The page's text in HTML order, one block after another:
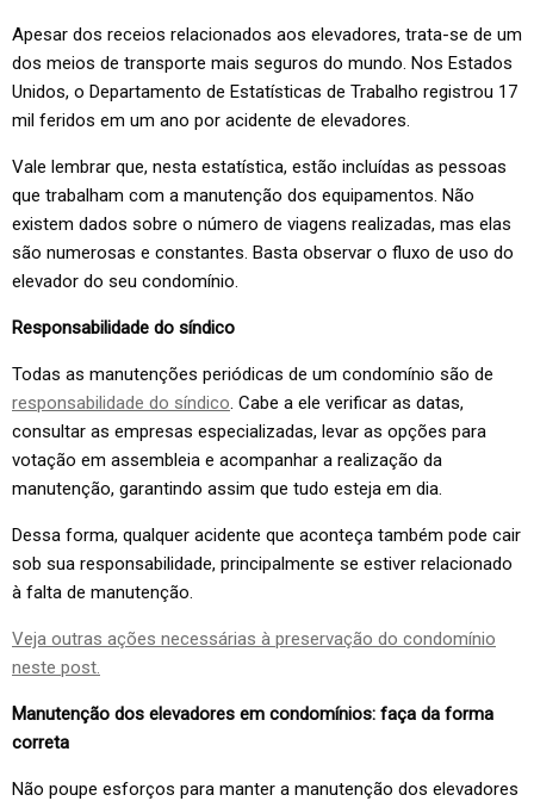
Apesar dos receios relacionados aos elevadores, trata-se de um
dos meios de transporte mais seguros do mundo. Nos Estados
Unidos, o Departamento de Estatísticas de Trabalho registrou 17
mil feridos em um ano por acidente de elevadores.
Vale lembrar que, nesta estatística, estão incluídas as pessoas
que trabalham com a manutenção dos equipamentos. Não
existem dados sobre o número de viagens realizadas, mas elas
são numerosas e constantes. Basta observar o fluxo de uso do
elevador do seu condomínio.
Responsabilidade do síndico
Todas as manutenções periódicas de um condomínio são de
responsabilidade do síndico. Cabe a ele verificar as datas,
consultar as empresas especializadas, levar as opções para
votação em assembleia e acompanhar a realização da
manutenção, garantindo assim que tudo esteja em dia.
Dessa forma, qualquer acidente que aconteça também pode cair
sob sua responsabilidade, principalmente se estiver relacionado
à falta de manutenção.
Veja outras ações necessárias à preservação do condomínio
neste post.
Manutenção dos elevadores em condomínios: faça da forma
correta
Não poupe esforços para manter a manutenção dos elevadores